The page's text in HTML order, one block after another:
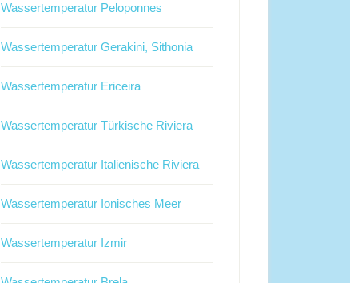
Wassertemperatur Peloponnes
Wassertemperatur Gerakini, Sithonia
Wassertemperatur Ericeira
Wassertemperatur Türkische Riviera
Wassertemperatur Italienische Riviera
Wassertemperatur Ionisches Meer
Wassertemperatur Izmir